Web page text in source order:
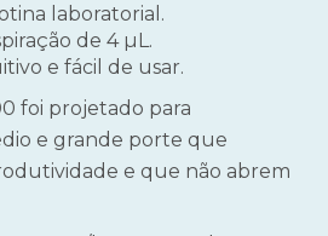
laboratorial.
de 4 µL.
e fácil de usar.
foi projetado para
e grande porte que
e que não abrem